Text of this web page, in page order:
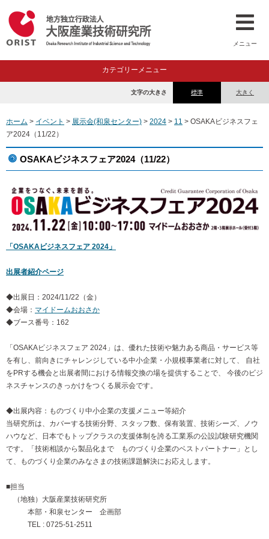
メニュー
カテゴリーメニュー
標準 大きく
文字の大きさ
ホーム > イベント > 展示会(和泉センター) > 2024 > 11 > OSAKAビジネスフェ
ア2024（11/22）
OSAKAビジネスフェア2024（11/22）
「OSAKAビジネスフェア 2024」
出展者紹介ページ
◆出展日：2024/11/22（金）
◆会場： マイドームおおさか
◆ブース番号：162
「OSAKAビジネスフェア 2024」は、優れた技術や魅力ある商品・サービス等
を有し、前向きにチャレンジしている中小企業・小規模事業者に対して、 自社
をPRする機会と出展者間における情報交換の場を提供することで、 今後のビジ
ネスチャンスのきっかけをつくる展示会です。
◆出展内容：ものづくり中小企業の支援メニュー等紹介
当研究所は、カバーする技術分野、スタッフ数、保有装置、技術シーズ、ノウ
ハウなど、日本でもトップクラスの支援体制を誇る工業系の公設試験研究機関
です。「技術相談から製品化まで ものづくり企業のベストパートナー」とし
て、ものづくり企業のみなさまの技術課題解決にお応えします。
■担当
（地独）大阪産業技術研究所
本部・和泉センター 企画部
TEL : 0725-51-2511